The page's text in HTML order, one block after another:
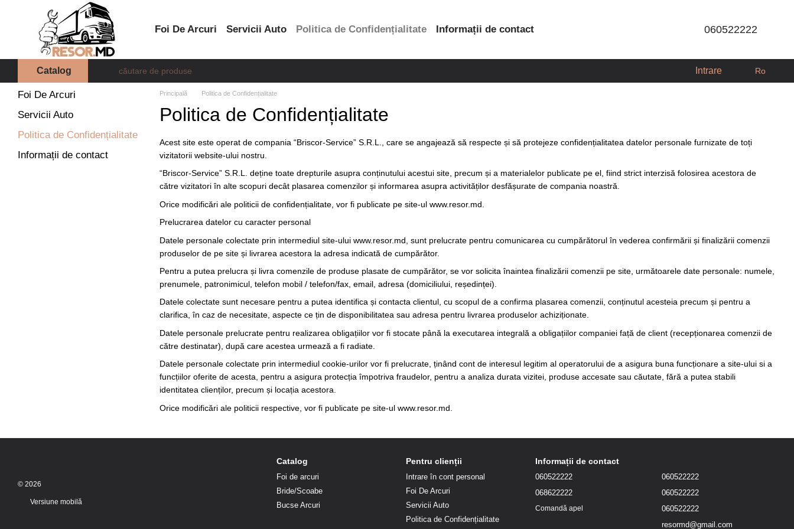
Mergi la conținutul principal
Foi De Arcuri Servicii Auto Politica de Confidențialitate Informații de contact 060522222
Catalog Intrare Ro
Principală Politica de Confidențialitate
Politica de Confidențialitate
Acest site este operat de compania “Briscor-Service” S.R.L., care se angajează să respecte și să protejeze confidențialitatea datelor personale furnizate de toți
vizitatorii website-ului nostru.
“Briscor-Service” S.R.L. deține toate drepturile asupra conținutului acestui site, precum și a materialelor publicate pe el, fiind strict interzisă folosirea acestora de
către vizitatori în alte scopuri decât plasarea comenzilor și informarea asupra activităților desfășurate de compania noastră.
Orice modificări ale politicii de confidențialitate, vor fi publicate pe site-ul www.resor.md.
Prelucrarea datelor cu caracter personal
Datele personale colectate prin intermediul site-ului www.resor.md, sunt prelucrate pentru comunicarea cu cumpărătorul în vederea confirmării și finalizării comenzii
produselor de pe site și livrarea acestora la adresa indicată de cumpărător.
Pentru a putea prelucra și livra comenzile de produse plasate de cumpărător, se vor solicita înaintea finalizării comenzii pe site, următoarele date personale: numele,
prenumele, patronimicul, telefon mobil / telefon/fax, email, adresa (domiciliului, reședinței).
Datele colectate sunt necesare pentru a putea identifica și contacta clientul, cu scopul de a confirma plasarea comenzii, conținutul acesteia precum și pentru a
clarifica, în caz de necesitate, aspecte ce țin de disponibilitatea sau adresa pentru livrarea produselor achiziționate.
Datele personale prelucrate pentru realizarea obligațiilor vor fi stocate până la executarea integrală a obligațiilor companiei față de client (recepționarea comenzii de
către destinatar), după care acestea urmează a fi radiate.
Datele personale colectate prin intermediul cookie-urilor vor fi prelucrate, ținând cont de interesul legitim al operatorului de a asigura buna funcționare a site-ului si a
funcțiilor oferite de acesta, pentru a asigura protecția împotriva fraudelor, pentru a analiza durata vizitei, produse accesate sau căutate, fără a putea stabili
identitatea clienților, precum și locația acestora.
Orice modificări ale politicii respective, vor fi publicate pe site-ul www.resor.md.
Foi De Arcuri
Servicii Auto
Politica de Confidențialitate
Informații de contact
© 2026
Versiune mobilă
Catalog
Foi de arcuri
Bride/Scoabe
Bucse Arcuri
Pentru clienții
Intrare în cont personal
Foi De Arcuri
Servicii Auto
Politica de Confidențialitate
Informații de contact
060522222
068622222
Comandă apel
060522222
060522222
060522222
resormd@gmail.com